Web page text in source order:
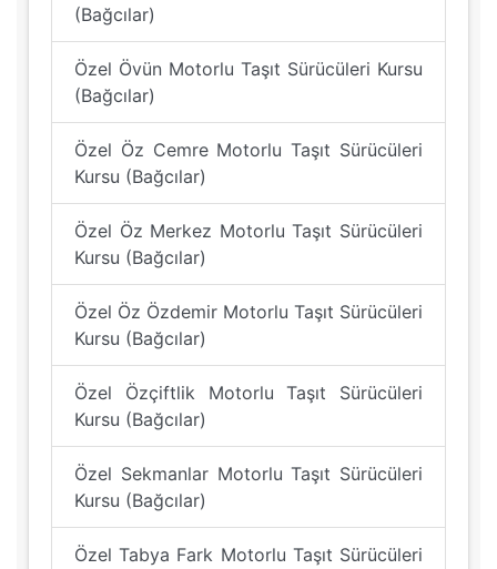
(Bağcılar)
Özel Övün Motorlu Taşıt Sürücüleri Kursu
(Bağcılar)
Özel Öz Cemre Motorlu Taşıt Sürücüleri
Kursu (Bağcılar)
Özel Öz Merkez Motorlu Taşıt Sürücüleri
Kursu (Bağcılar)
Özel Öz Özdemir Motorlu Taşıt Sürücüleri
Kursu (Bağcılar)
Özel Özçiftlik Motorlu Taşıt Sürücüleri
Kursu (Bağcılar)
Özel Sekmanlar Motorlu Taşıt Sürücüleri
Kursu (Bağcılar)
Özel Tabya Fark Motorlu Taşıt Sürücüleri